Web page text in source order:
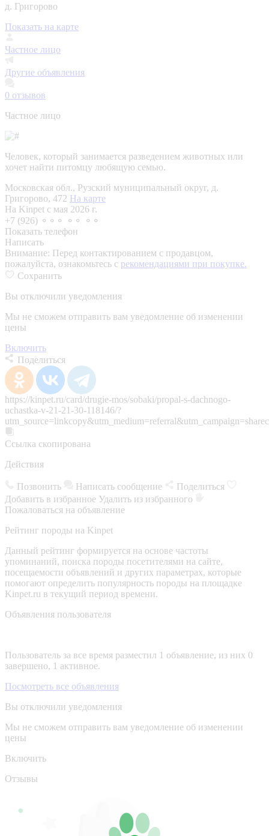
д. Григорово
Показать на карте
Частное лицо
Другие объявления
0 отзывов
Частное лицо
Человек, который занимается разведением животных или
хочет найти питомцу любящую семью.
Московская обл., Рузский муниципальный округ, д.
Григорово, 472 На карте
На Kinpet c мая 2026 г.
+7 (926) ⚬⚬⚬ ⚬⚬ ⚬⚬
Показать телефон
Написать
Внимание: Перед контактированием с продавцом,
пожалуйста, ознакомьтесь с рекомендациями при покупке.
Сохранить
Вы отключили уведомления
Мы не сможем отправить вам уведомление об изменении
цены
Включить
Поделиться
https://kinpet.ru/card/drugie-mos/sobaki/propal-s-dachnogo-
uchastka-v-21-21-30-118146/?
Ссылка скопирована
Действия
Позвонить Написать сообщение
Поделиться
Добавить в избранное Удалить из избранного
Пожаловаться на объявление
Рейтинг породы на Kinpet
Данный рейтинг формируется на основе частоты
упоминаний, поиска породы посетителями на сайте,
посещаемости объявлений и других параметрах, которые
помогают определить популярность породы на площадке
Kinpet.ru в текущий период времени.
Объявления пользователя
Пользователь за все время разместил 1 объявление, из них 0
завершено, 1 активное.
Посмотреть все объявления
Вы отключили уведомления
Мы не сможем отправить вам уведомление об изменении
цены
Включить
Отзывы